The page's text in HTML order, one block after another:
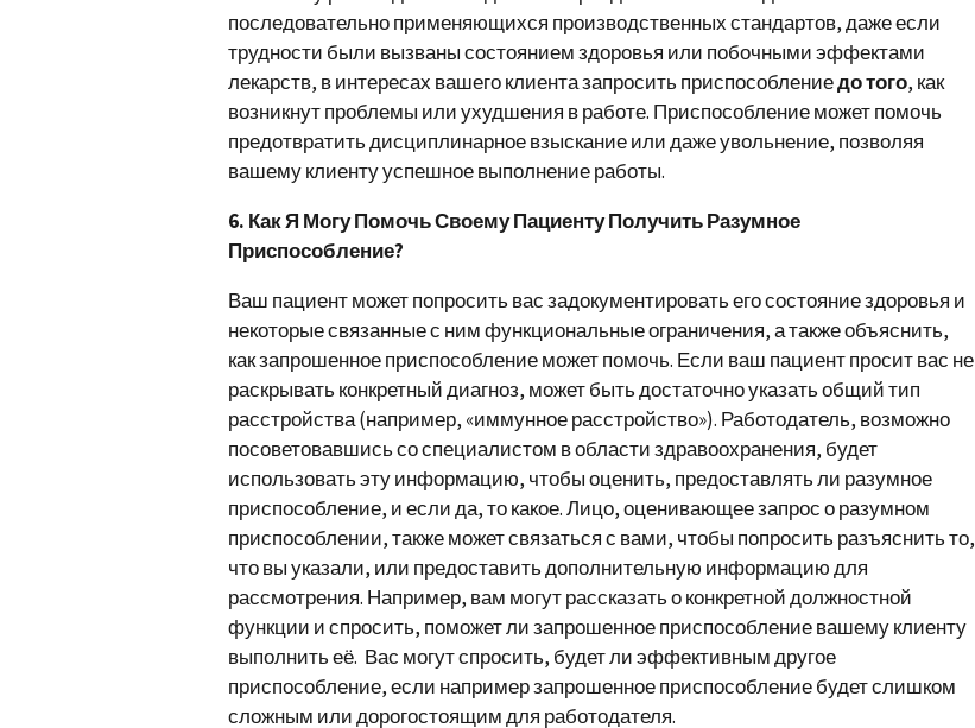
последовательно применяющихся производственных стандартов, даже если
трудности были вызваны состоянием здоровья или побочными эффектами
лекарств, в интересах вашего клиента запросить приспособлениедо того, как
возникнут проблемы или ухудшения в работе. Приспособление может помочь
предотвратить дисциплинарное взыскание или даже увольнение, позволяя
вашему клиенту успешное выполнение работы.
6. Как Я Могу Помочь Своему Пациенту Получить Разумное
Приспособление?
Ваш пациент может попросить вас задокументировать его состояние здоровья и
некоторые связанные с ним функциональные ограничения, а также объяснить,
как запрошенное приспособление может помочь. Если ваш пациент просит вас не
раскрывать конкретный диагноз, может быть достаточно указать общий тип
расстройства (например, «иммунное расстройство»). Работодатель, возможно
посоветовавшись со специалистом в области здравоохранения, будет
использовать эту информацию, чтобы оценить, предоставлять ли разумное
приспособление, и если да, то какое. Лицо, оценивающее запрос о разумном
приспособлении, также может связаться с вами, чтобы попросить разъяснить то,
что вы указали, или предоставить дополнительную информацию для
рассмотрения. Например, вам могут рассказать о конкретной должностной
функции и спросить, поможет ли запрошенное приспособление вашему клиенту
выполнить её. Вас могут спросить, будет ли эффективным другое
приспособление, если например запрошенное приспособление будет слишком
сложным или дорогостоящим для работодателя.